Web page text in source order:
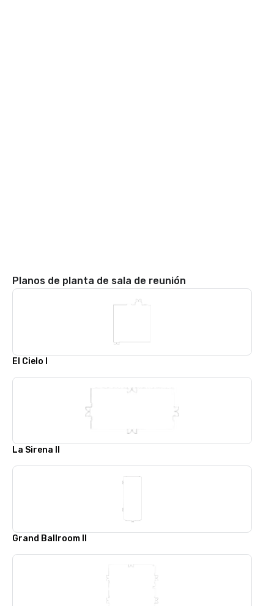
Planos de planta de sala de reunión
El Cielo I
La Sirena II
Grand Ballroom II